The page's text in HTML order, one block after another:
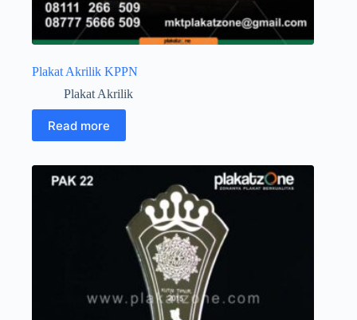
Plakat Akrilik KPPN
Plakat Akrilik
Read more